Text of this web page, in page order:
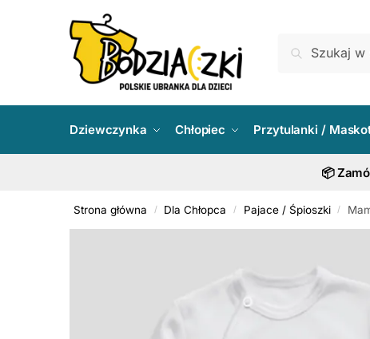
Dziewczynka Chłopiec Przytulanki /
📦
Strona główna / Dla Chłopca / Pajace / Śpioszki /